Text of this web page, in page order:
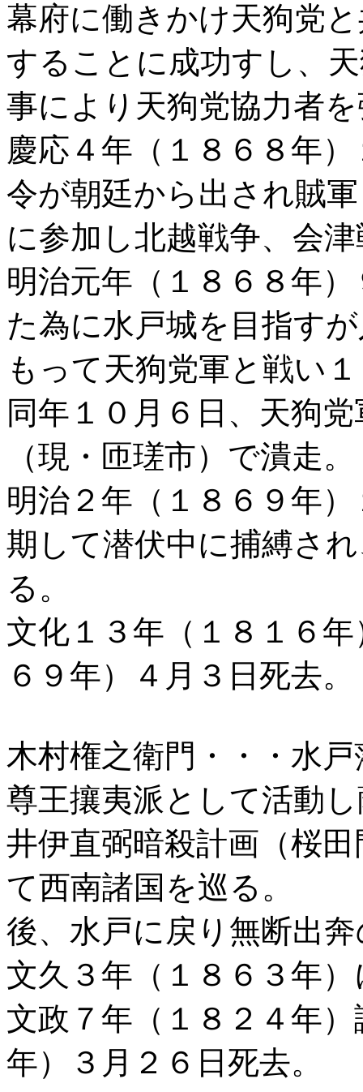
幕府に働きかけ天狗党
することに成功すし、
事により天狗党協力者
慶応４年（１８６８年
令が朝廷から出され賊
に参加し北越戦争、会
明治元年（１８６８年
た為に水戸城を目指す
もって天狗党軍と戦い
同年１０月６日、天狗
（現・匝瑳市）で潰走。
明治２年（１８６９年
期して潜伏中に捕縛さ
る。
文化１３年（１８１６
６９年）４月３日死去。
木村権之衛門・・・水戸
尊王攘夷派として活動
井伊直弼暗殺計画（桜
て西南諸国を巡る。
後、水戸に戻り無断出
文久３年（１８６３年
文政７年（１８２４年
年）３月２６日死去。